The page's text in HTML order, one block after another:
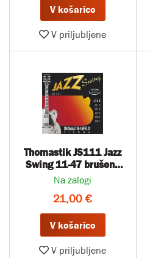
V košarico
V priljubljene
Thomastik JS111 Jazz
Swing 11-47 brušene
strune
Na zalogi
21,00 €
V košarico
V priljubljene